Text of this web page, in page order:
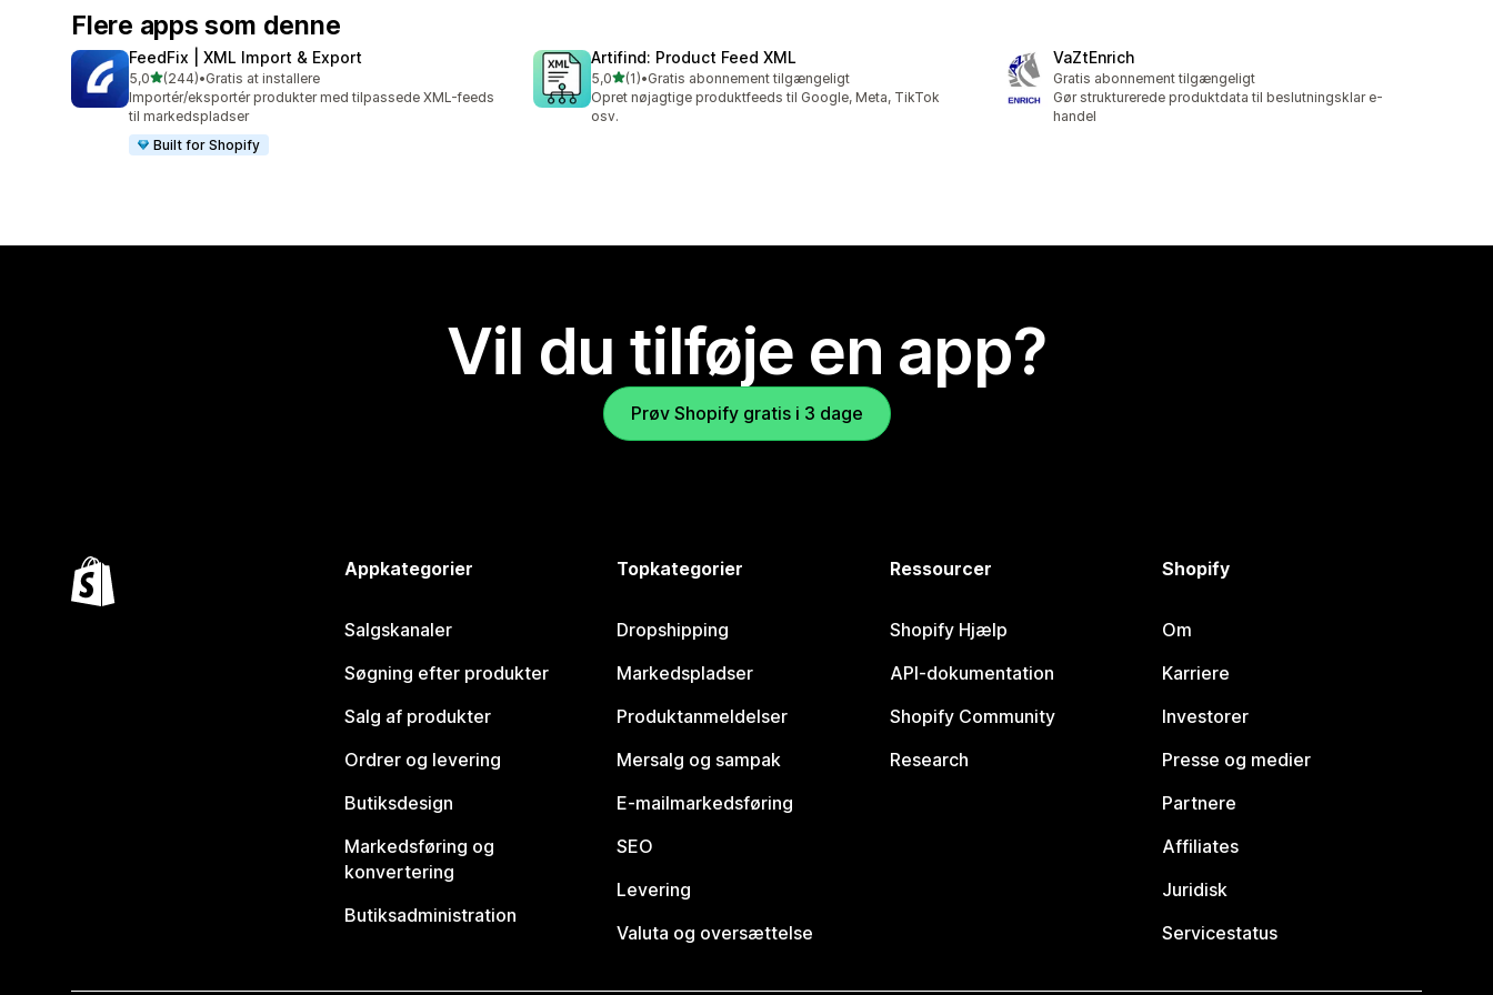
Flere apps som denne
FeedFix | XML Import & Export
5,0ud af 5 stjerner
(244)
244 anmeldelser i alt
•Gratis at installere
Importér/eksportér produkter med tilpassede XML-feeds
til markedspladser
Built for Shopify
Artifind: Product Feed XML
5,0ud af 5 stjerner
(1)
1 anmeldelser i alt
•Gratis abonnement tilgængeligt
Opret nøjagtige produktfeeds til Google, Meta, TikTok
osv.
VaZtEnrich
Gratis abonnement tilgængeligt
Gør strukturerede produktdata til beslutningsklar e-
handel
Vil du tilføje en app?
Prøv Shopify gratis i 3 dage
Appkategorier
Salgskanaler
Søgning efter produkter
Salg af produkter
Ordrer og levering
Butiksdesign
Markedsføring og
konvertering
Butiksadministration
Topkategorier
Dropshipping
Markedspladser
Produktanmeldelser
Mersalg og sampak
E-mailmarkedsføring
SEO
Levering
Valuta og oversættelse
Ressourcer
Shopify Hjælp
API-dokumentation
Shopify Community
Research
Shopify
Om
Karriere
Investorer
Presse og medier
Partnere
Affiliates
Juridisk
Servicestatus